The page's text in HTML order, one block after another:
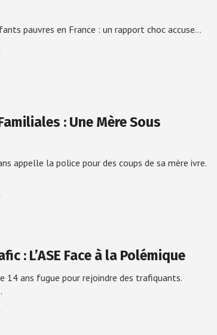
pauvres en France : un rapport choc accuse…
: Une Mère Sous
appelle la police pour des coups de sa mère ivre.
: L’ASE Face à la Polémique
14 ans fugue pour rejoindre des trafiquants.